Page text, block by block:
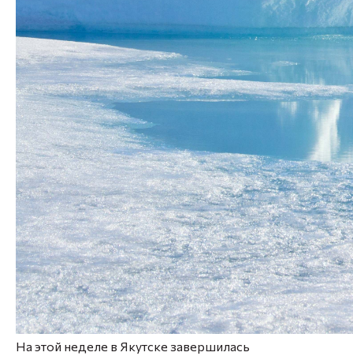
На этой неделе в Якутске завершилась